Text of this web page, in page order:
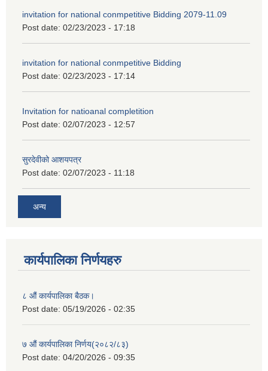
invitation for national conmpetitive Bidding 2079-11.09
Post date: 02/23/2023 - 17:18
invitation for national conmpetitive Bidding
Post date: 02/23/2023 - 17:14
Invitation for natioanal completition
Post date: 02/07/2023 - 12:57
सुरदेवीको आशयपत्र
Post date: 02/07/2023 - 11:18
अन्य
कार्यपालिका निर्णयहरु
८ औं कार्यपालिका बैठक।
Post date: 05/19/2026 - 02:35
७ औं कार्यपालिका निर्णय(२०८२/८३)
Post date: 04/20/2026 - 09:35